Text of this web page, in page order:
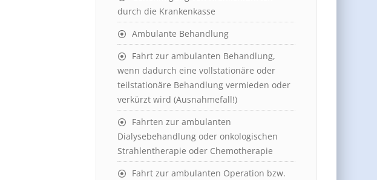
durch die Krankenkasse
Ambulante Behandlung
Fahrt zur ambulanten Behandlung,
wenn dadurch eine vollstationäre oder
teilstationäre Behandlung vermieden oder
verkürzt wird (Ausnahmefall!)
Fahrten zur ambulanten
Dialysebehandlung oder onkologischen
Strahlentherapie oder Chemotherapie
Fahrt zur ambulanten Operation bzw.